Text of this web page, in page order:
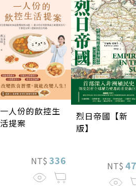
一人份的飲控生
活提案
NT$ 336
烈日帝國【新
版】
NT$